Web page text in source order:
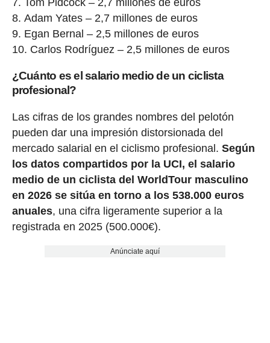
Tom Pidcock – 2,7 millones de euros
Adam Yates – 2,7 millones de euros
Egan Bernal – 2,5 millones de euros
Carlos Rodríguez – 2,5 millones de euros
¿Cuánto es el salario medio de un ciclista
profesional?
Las cifras de los grandes nombres del pelotón
pueden dar una impresión distorsionada del
mercado salarial en el ciclismo profesional. Según
los datos compartidos por la UCI, el salario
medio de un ciclista del WorldTour masculino
en 2026 se sitúa en torno a los 538.000 euros
anuales, una cifra ligeramente superior a la
registrada en 2025 (500.000€).
Anúnciate aquí